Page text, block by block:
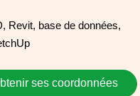
Revit, base de données,
ses coordonnées